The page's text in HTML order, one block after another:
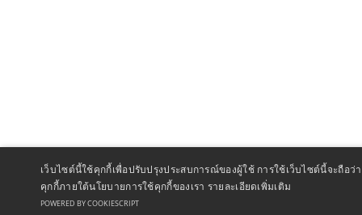
เว็บไซต์นี้ใช้คุกกี้เพื่อปรับปรุงประสบการณ์ของผู้ใช้ การใช้เว็บไซต์นี้จะถือ
คุกกี้ภายใต้นโยบายการใช้คุกกี้ของเรา รายละเอียดเพิ่มเติม
POWERED BY COOKIESCRIPT